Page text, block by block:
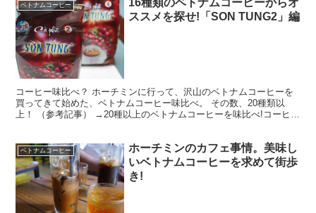
ベトナムコーヒー
16種類のベトナムコーヒーからオ
ススメを探せ!「SON TUNG2」編
コーヒー味比べ？ ホーチミンに行って、沢山のベトナムコーヒーを
買ってきて始めた、ベトナムコーヒー味比べ。 その数、20種類以
上！ （参考記事） →20種以上のベトナムコーヒーを味比べ!コーヒー
ベトナムコーヒー
ホーチミンのカフェ事情。美味し
いベトナムコーヒーを求めて街歩
き!